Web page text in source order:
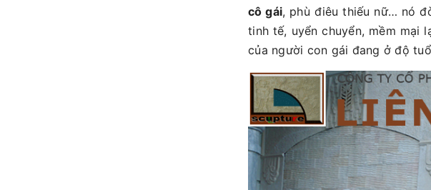
cô gái, phù điêu thiếu nữ… nó
tinh tế, uyển chuyển, mềm mại
của người con gái đang ở độ